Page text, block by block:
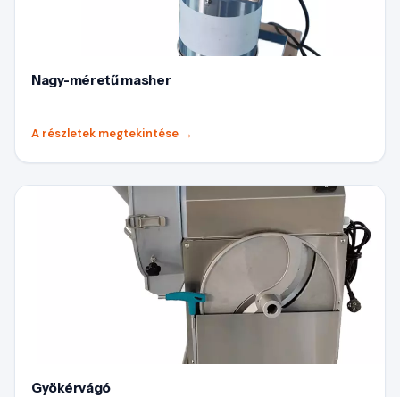
Nagy-méretű masher
A részletek megtekintése →
Gyökérvágó